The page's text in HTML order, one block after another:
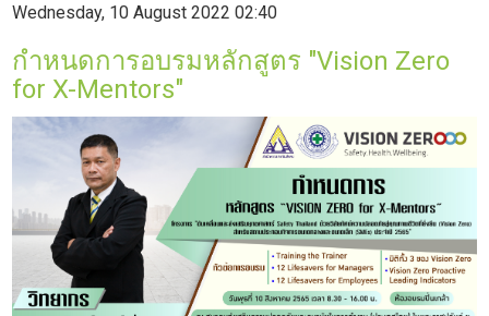
Wednesday, 10 August 2022 02:40
กำหนดการอบรมหลักสูตร "Vision Zero
for X-Mentors"